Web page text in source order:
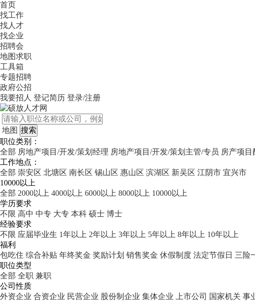
首页
找工作
找人才
找企业
招聘会
地图求职
工具箱
专题招聘
政府公招
我要招人 登记简历 登录/注册
地图
职位类别：
全部 房地产项目/开发/策划经理 房地产项目/开发/策划主管/专员 房产项
工作地点：
全部 崇安区 北塘区 南长区 锡山区 惠山区 滨湖区 新吴区 江阴市 宜兴市
10000以上
全部 2000以上 4000以上 6000以上 8000以上 10000以上
学历要求
不限 高中 中专 大专 本科 硕士 博士
经验要求
不限 应届毕业生 1年以上 2年以上 3年以上 5年以上 8年以上 10年以上
福利
包吃住 综合补贴 年终奖金 奖励计划 销售奖金 休假制度 法定节假日 三险
职位类型
全部 全职 兼职
公司性质
外资企业 合资企业 民营企业 股份制企业 集体企业 上市公司 国家机关 事